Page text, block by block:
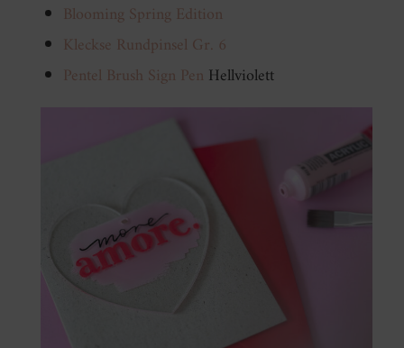
Blooming Spring Edition
Kleckse Rundpinsel Gr. 6
Pentel Brush Sign Pen Hellviolett